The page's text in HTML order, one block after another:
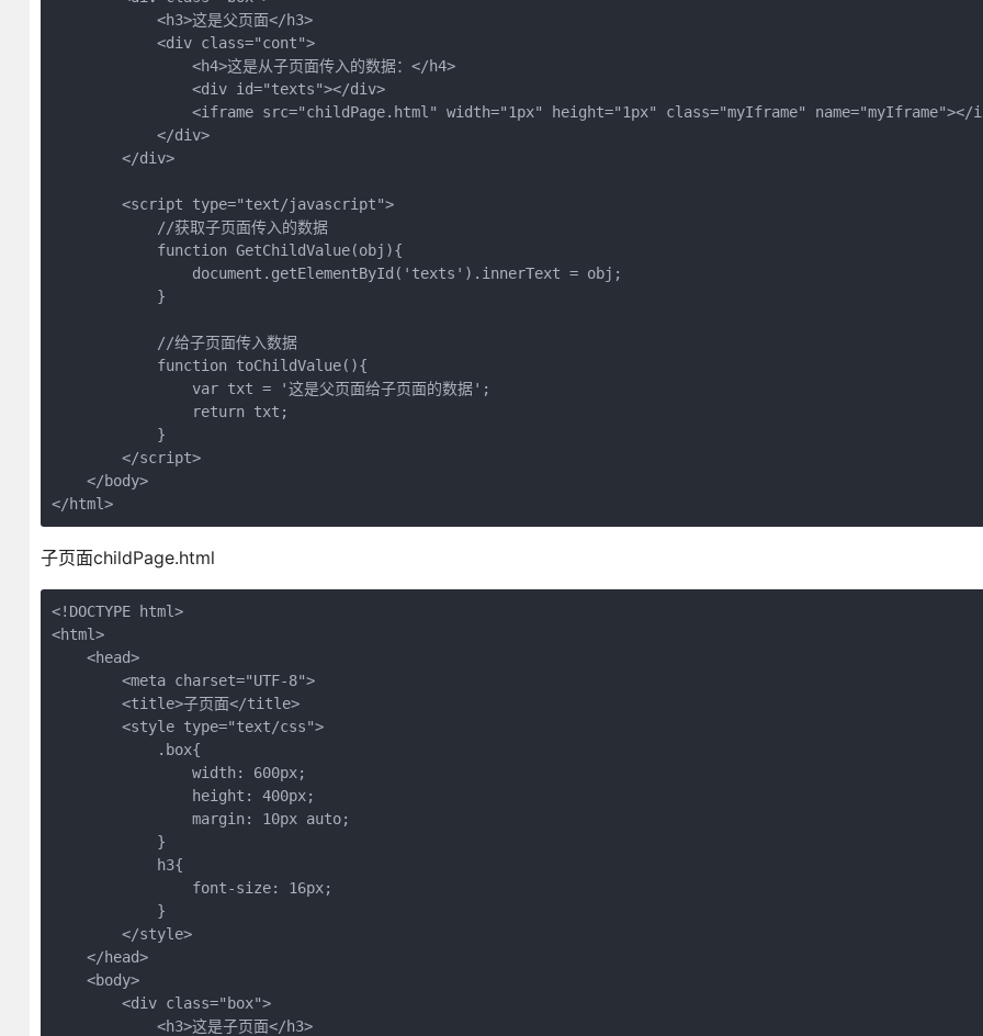
            <h3>这是父页面</h3>
            <div class="cont">
                <h4>这是从子页面传入的数据：</h4>
                <div id="texts"></div>
<iframe src="childPage.html" width="1px" height="1px" class="myIframe" name="myIframe"></
            </div>
        </div>
        <script type="text/javascript">
            //获取子页面传入的数据
            function GetChildValue(obj){
                document.getElementById('texts').innerText = obj;
            }
            //给子页面传入数据
            function toChildValue(){
                var txt = '这是父页面给子页面的数据';
                return txt;
            }
        </script>
    </body>
</html>
子页面childPage.html
<!DOCTYPE html>
<html>
    <head>
        <meta charset="UTF-8">
        <title>子页面</title>
        <style type="text/css">
            .box{
                width: 600px;
                height: 400px;
                margin: 10px auto;
            }
            h3{
                font-size: 16px;
            }
        </style>
    </head>
    <body>
        <div class="box">
            <h3>这是子页面</h3>